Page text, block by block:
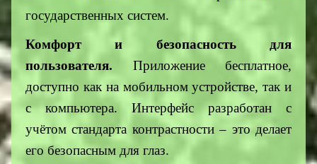
государственных систем.
Комфорт и безопасность для
пользователя. Приложение бесплатное,
доступно как на мобильном устройстве, так и
с компьютера. Интерфейс разработан с
учётом стандарта контрастности – это делает
его безопасным для глаз.